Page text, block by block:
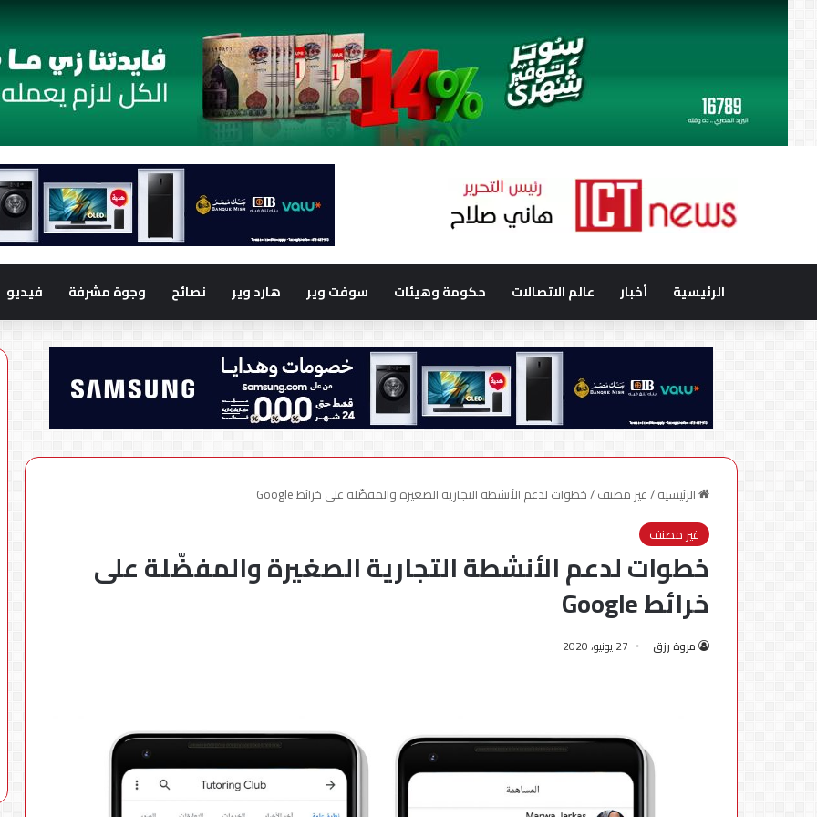
الرئيسية أخبار عالم الاتصالات حكومة وهيئات سوفت وير هارد وير نصائح وجوة مشرفة فيديو
الرئيسية/غير مصنف/خطوات لدعم الأنشطة التجارية الصغيرة والمفضّلة على خرائط Google
غير مصنف
خطوات لدعم الأنشطة التجارية الصغيرة والمفضّلة على
خرائط Google
مروة رزق 27 يونيو، 2020